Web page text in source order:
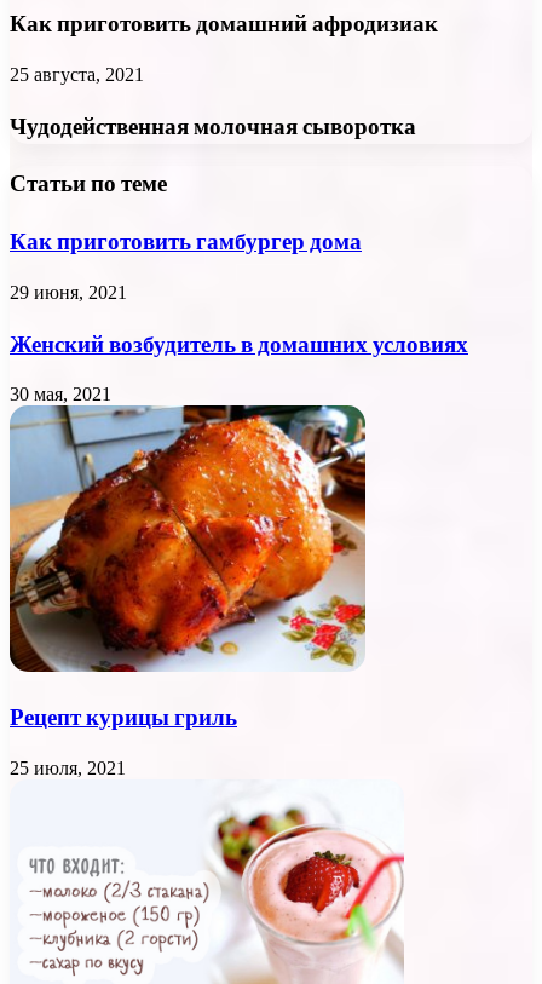
Как приготовить домашний афродизиак
25 августа, 2021
Чудодейственная молочная сыворотка
Статьи по теме
Как приготовить гамбургер дома
29 июня, 2021
Женский возбудитель в домашних условиях
30 мая, 2021
Рецепт курицы гриль
25 июля, 2021